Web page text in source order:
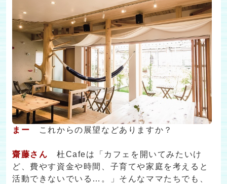
まー これからの展望などありますか？
齋藤さん 杜Cafeは「カフェを開いてみたいけ
ど、費やす資金や時間、子育てや家庭を考えると
活動できないでいる…。」そんなママたちでも、